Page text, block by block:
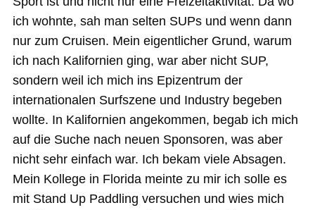
ich wohnte, sah man selten SUPs und wenn dann
nur zum Cruisen. Mein eigentlicher Grund, warum
ich nach Kalifornien ging, war aber nicht SUP,
sondern weil ich mich ins Epizentrum der
internationalen Surfszene und Industry begeben
wollte. In Kalifornien angekommen, begab ich mich
auf die Suche nach neuen Sponsoren, was aber
nicht sehr einfach war. Ich bekam viele Absagen.
Mein Kollege in Florida meinte zu mir ich solle es
mit Stand Up Paddling versuchen und wies mich